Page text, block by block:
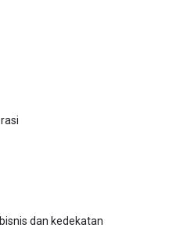
dan kedekatan